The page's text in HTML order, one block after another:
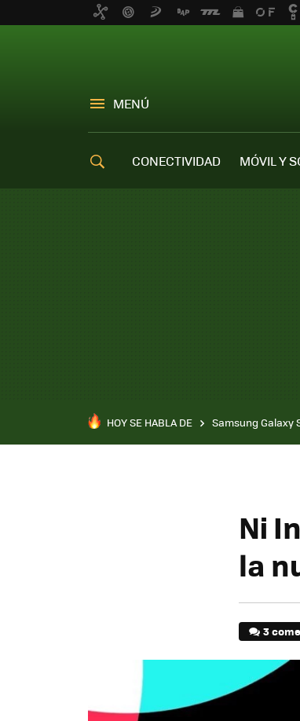
MENÚ
CONECTIVIDAD MÓVIL Y
HOY SE HABLA DE Samsung Galaxy
Ni
la
3